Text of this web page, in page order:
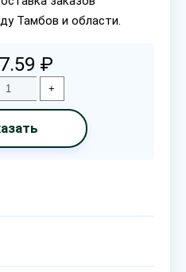
Тамбов и области.
₽
+